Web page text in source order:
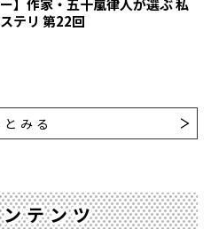
ー】作家・五十嵐律人が選ぶ 私
テリ 第22回
みる
テンツ